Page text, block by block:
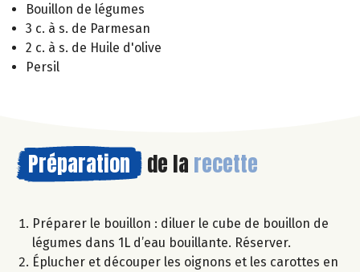
Bouillon de légumes
3 c. à s. de Parmesan
2 c. à s. de Huile d'olive
Persil
Préparation de la recette
Préparer le bouillon : diluer le cube de bouillon de
légumes dans 1L d’eau bouillante. Réserver.
Éplucher et découper les oignons et les carottes en